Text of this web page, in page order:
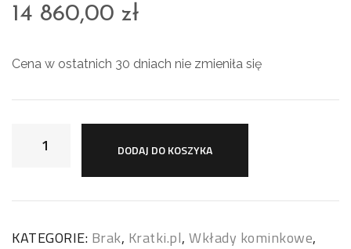
14 860,00 zł
Cena w ostatnich 30 dniach nie zmieniła się
DODAJ DO KOSZYKA
KATEGORIE: Brak, Kratki.pl, Wkłady kominkowe,